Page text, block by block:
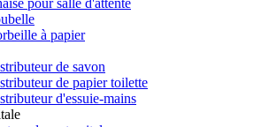
pour salle d'attente
à papier
de savon
de papier toilette
d'essuie-mains